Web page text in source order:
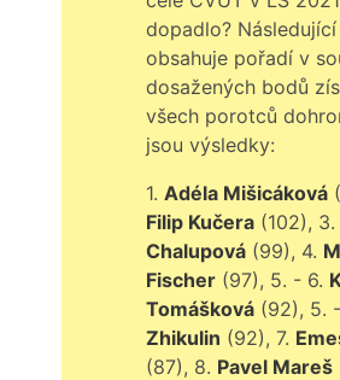
dopadlo?
obsahuje pořadí v
dosažených bodů
všech porotců
jsou výsledky:
1. Adéla Mišicáková
Filip Kučera (102), 3.
Chalupová (99), 4.
Fischer (97), 5. - 6.
Tomášková (92), 5.
Zhikulin (92), 7.
(87), 8. Pavel Mareš